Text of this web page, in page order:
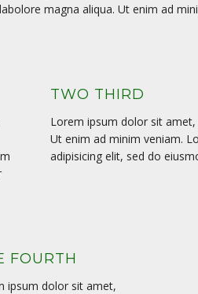
magna aliqua. Ut enim ad
TWO THIRD
Lorem ipsum dolor sit
Ut enim ad minim veniam.
adipisicing elit, sed do
FOURTH
ipsum dolor sit amet,